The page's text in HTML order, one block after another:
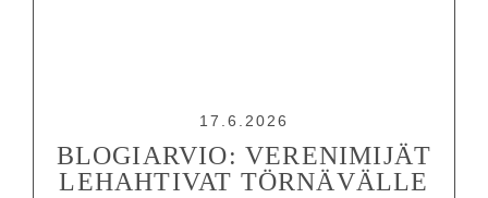
Tietosuojalausunto
17.6.2026
BLOGIARVIO: VERENIMIJÄT
LEHAHTIVAT TÖRNÄVÄLLE